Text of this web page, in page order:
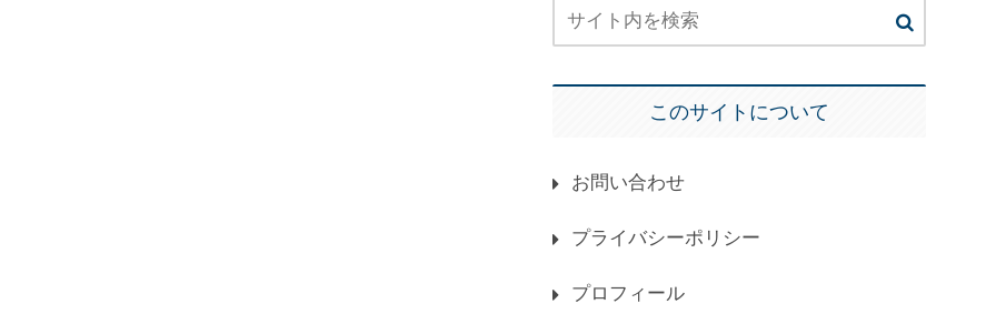
このサイトについて
お問い合わせ
プライバシーポリシー
プロフィール